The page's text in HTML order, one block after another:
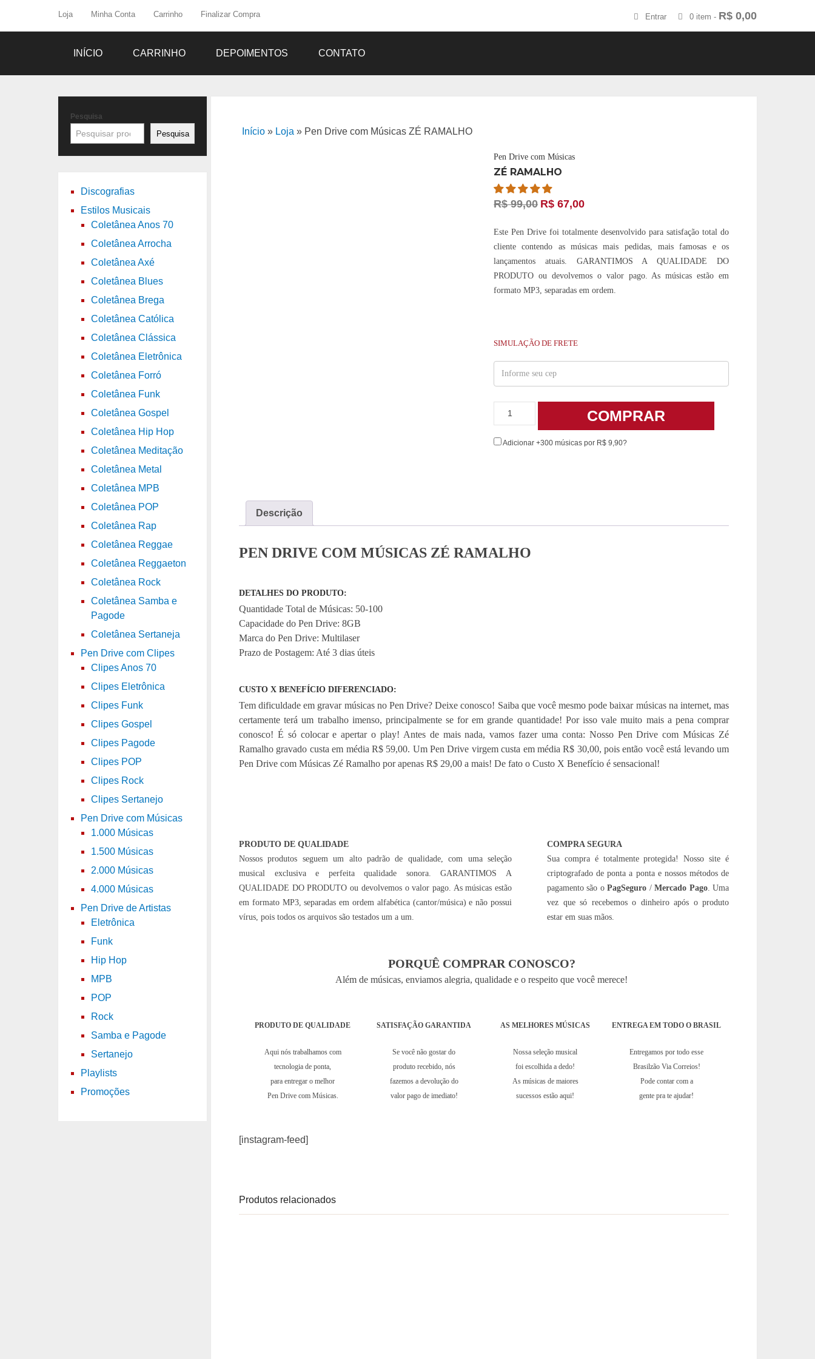
Loja Minha Conta Carrinho Finalizar Compra Entrar 0 item - R$ 0,00
INÍCIO CARRINHO DEPOIMENTOS CONTATO
Início » Loja » Pen Drive com Músicas ZÉ RAMALHO
Pen Drive com Músicas
ZÉ RAMALHO
R$99,00 R$ 67,00
Este Pen Drive foi totalmente desenvolvido para satisfação total do
cliente contendo as músicas mais pedidas, mais famosas e os
lançamentos atuais. GARANTIMOS A QUALIDADE DO
PRODUTO ou devolvemos o valor pago. As músicas estão em
formato MP3, separadas em ordem.
SIMULAÇÃO DE FRETE
COMPRAR
Adicionar +300 músicas por R$ 9,90?
Descrição
PEN DRIVE COM MÚSICAS ZÉ RAMALHO
DETALHES DO PRODUTO:
Quantidade Total de Músicas: 50-100
Capacidade do Pen Drive: 8GB
Marca do Pen Drive: Multilaser
Prazo de Postagem: Até 3 dias úteis
CUSTO X BENEFÍCIO DIFERENCIADO:
Tem dificuldade em gravar músicas no Pen Drive? Deixe conosco! Saiba que você mesmo pode baixar músicas na internet, mas
certamente terá um trabalho imenso, principalmente se for em grande quantidade! Por isso vale muito mais a pena comprar
conosco! É só colocar e apertar o play! Antes de mais nada, vamos fazer uma conta: Nosso Pen Drive com Músicas Zé
Ramalho gravado custa em média R$ 59,00. Um Pen Drive virgem custa em média R$ 30,00, pois então você está levando um
Pen Drive com Músicas Zé Ramalho por apenas R$ 29,00 a mais! De fato o Custo X Benefício é sensacional!
PRODUTO DE QUALIDADE
Nossos produtos seguem um alto padrão de qualidade, com uma seleção
musical exclusiva e perfeita qualidade sonora. GARANTIMOS A
QUALIDADE DO PRODUTO ou devolvemos o valor pago. As músicas estão
em formato MP3, separadas em ordem alfabética (cantor/música) e não possui
vírus, pois todos os arquivos são testados um a um.
COMPRA SEGURA
Sua compra é totalmente protegida! Nosso site é
criptografado de ponta a ponta e nossos métodos de
pagamento são oPagSeguro /Mercado Pago. Uma
vez que só recebemos o dinheiro após o produto
estar em suas mãos.
PORQUÊ COMPRAR CONOSCO?
Além de músicas, enviamos alegria, qualidade e o respeito que você merece!
PRODUTO DE QUALIDADE
Aqui nós trabalhamos com
tecnologia de ponta,
para entregar o melhor
Pen Drive com Músicas.
SATISFAÇÃO GARANTIDA
Se você não gostar do
produto recebido, nós
fazemos a devolução do
valor pago de imediato!
AS MELHORES MÚSICAS
Nossa seleção musical
foi escolhida a dedo!
As músicas de maiores
sucessos estão aqui!
ENTREGA EM TODO O BRASIL
Entregamos por todo esse
Brasilzão Via Correios!
Pode contar com a
gente pra te ajudar!
[instagram-feed]
Produtos relacionados
Pesquisa
Pesquisa
Discografias
Estilos Musicais
Coletânea Anos 70
Coletânea Arrocha
Coletânea Axé
Coletânea Blues
Coletânea Brega
Coletânea Católica
Coletânea Clássica
Coletânea Eletrônica
Coletânea Forró
Coletânea Funk
Coletânea Gospel
Coletânea Hip Hop
Coletânea Meditação
Coletânea Metal
Coletânea MPB
Coletânea POP
Coletânea Rap
Coletânea Reggae
Coletânea Reggaeton
Coletânea Rock
Coletânea Samba e
Pagode
Coletânea Sertaneja
Pen Drive com Clipes
Clipes Anos 70
Clipes Eletrônica
Clipes Funk
Clipes Gospel
Clipes Pagode
Clipes POP
Clipes Rock
Clipes Sertanejo
Pen Drive com Músicas
1.000 Músicas
1.500 Músicas
2.000 Músicas
4.000 Músicas
Pen Drive de Artistas
Eletrônica
Funk
Hip Hop
MPB
POP
Rock
Samba e Pagode
Sertanejo
Playlists
Promoções